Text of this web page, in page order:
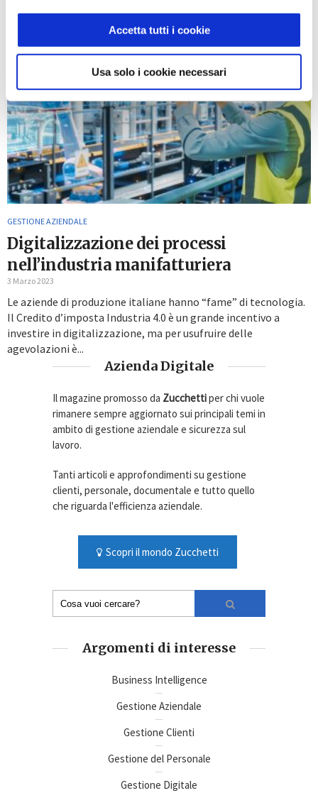
Accetta tutti i cookie
Usa solo i cookie necessari
GESTIONE AZIENDALE
Digitalizzazione dei processi
nell’industria manifatturiera
3 Marzo 2023
Le aziende di produzione italiane hanno “fame” di tecnologia.
Il Credito d’imposta Industria 4.0 è un grande incentivo a
investire in digitalizzazione, ma per usufruire delle
agevolazioni è...
Azienda Digitale
Il magazine promosso da Zucchettiper chi vuole
rimanere sempre aggiornato sui principali temi in
ambito di gestione aziendale e sicurezza sul
lavoro.
Tanti articoli e approfondimenti su gestione
clienti, personale, documentale e tutto quello
che riguarda l'efficienza aziendale.
Scopri il mondo Zucchetti
Argomenti di interesse
Business Intelligence
Gestione Aziendale
Gestione Clienti
Gestione del Personale
Gestione Digitale